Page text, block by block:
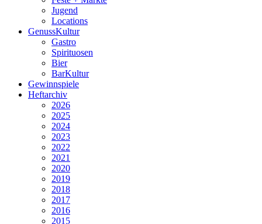
Jugend
Locations
GenussKultur
Gastro
Spirituosen
Bier
BarKultur
Gewinnspiele
Heftarchiv
2026
2025
2024
2023
2022
2021
2020
2019
2018
2017
2016
2015